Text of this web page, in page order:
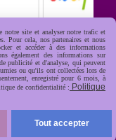
notre site et analyser notre trafic et
Pour cela, nos partenaires et nous
et accéder à des informations
également des informations sur
publicité et d'analyse, qui peuvent
ou qu'ils ont collectées lors de
enregistré pour 6 mois, à
de confidentialité : Politique
Tout accepter